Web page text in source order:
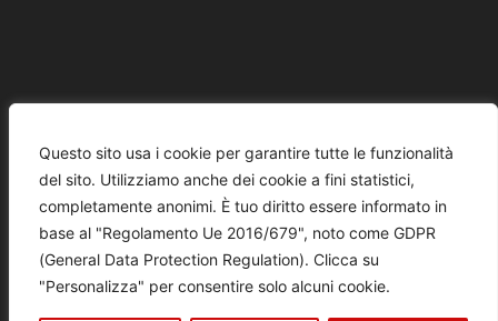
Questo sito usa i cookie per garantire tutte le funzionalità
del sito. Utilizziamo anche dei cookie a fini statistici,
completamente anonimi. È tuo diritto essere informato in
base al "Regolamento Ue 2016/679", noto come GDPR
(General Data Protection Regulation). Clicca su
"Personalizza" per consentire solo alcuni cookie.
CONTATTI
REDAZIONE
redazione@quattromorinews.it
COMMERCIALE
commerciale@quattromorinews.it